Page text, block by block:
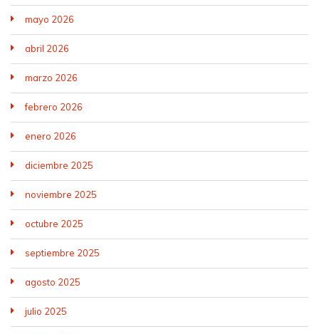
mayo 2026
abril 2026
marzo 2026
febrero 2026
enero 2026
diciembre 2025
noviembre 2025
octubre 2025
septiembre 2025
agosto 2025
julio 2025